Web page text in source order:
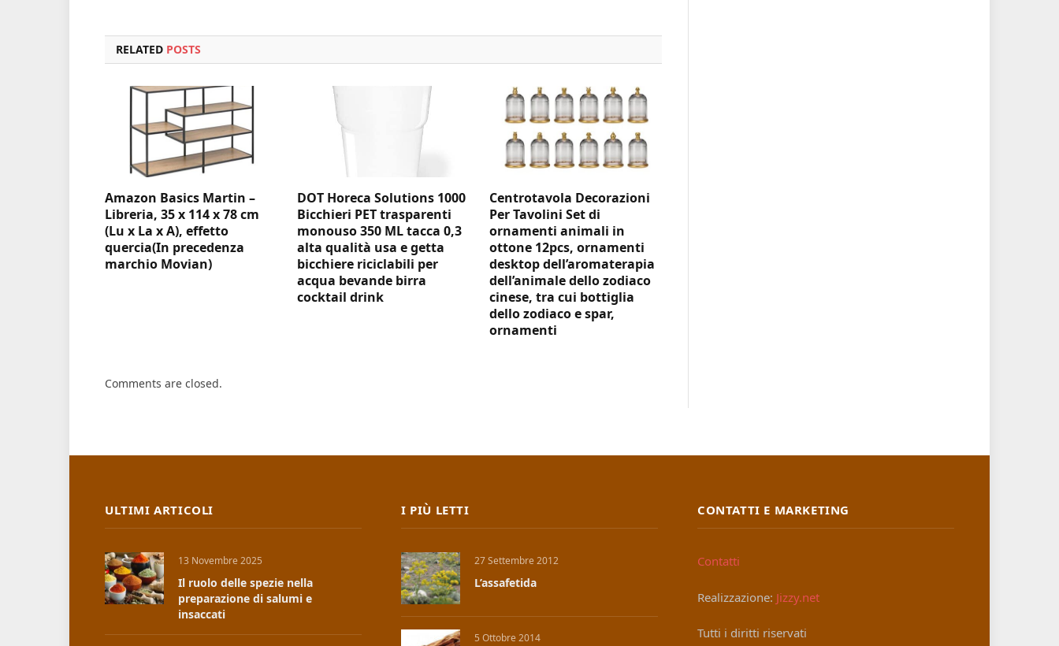
RELATED POSTS
Amazon Basics Martin –
Libreria, 35 x 114 x 78 cm
(Lu x La x A), effetto
quercia(In precedenza
marchio Movian)
DOT Horeca Solutions 1000
Bicchieri PET trasparenti
monouso 350 ML tacca 0,3
alta qualità usa e getta
bicchiere riciclabili per
acqua bevande birra
cocktail drink
Centrotavola Decorazioni
Per Tavolini Set di
ornamenti animali in
ottone 12pcs, ornamenti
desktop dell’aromaterapia
dell’animale dello zodiaco
cinese, tra cui bottiglia
dello zodiaco e spar,
ornamenti
Comments are closed.
ULTIMI ARTICOLI
13 Novembre 2025
Il ruolo delle spezie nella
preparazione di salumi e
insaccati
I PIÙ LETTI
27 Settembre 2012
L’assafetida
5 Ottobre 2014
CONTATTI E MARKETING
Contatti
Realizzazione: Jizzy.net
Tutti i diritti riservati